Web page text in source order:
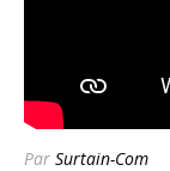
Par Surtain-Com